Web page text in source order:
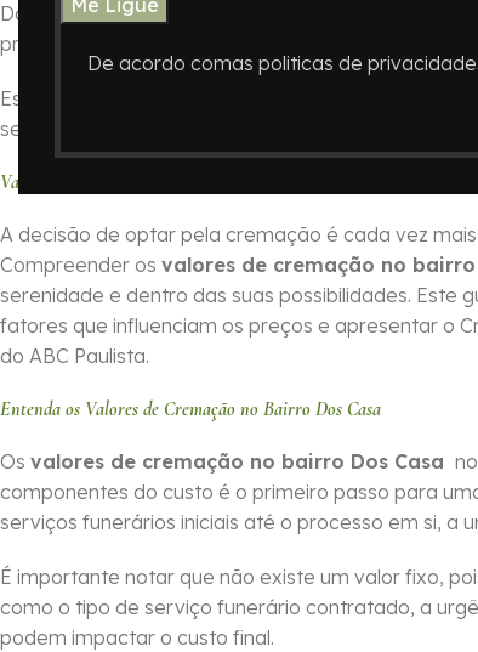
De acordo comas politicas de privacidade.
Dos Casa , ABC Paulista, o
procedimentos.
Este guia foi elaborado para oferecer
serviços do Crematório In Memoriam e
Valores de Cremação no Bairro Dos Casa no ABC Paulista com
A decisão de optar pela cremação é cada vez
Compreender os valores de cremação no bairro
serenidade e dentro das suas possibilidades. Este
fatores que influenciam os preços e apresentar o
do ABC Paulista.
Entenda os Valores de Cremação no Bairro Dos Casa
Os valores de cremação no bairro Dos Casa
componentes do custo é o primeiro passo para
serviços funerários iniciais até o processo em si, a
É importante notar que não existe um valor fixo,
como o tipo de serviço funerário contratado, a
podem impactar o custo final.